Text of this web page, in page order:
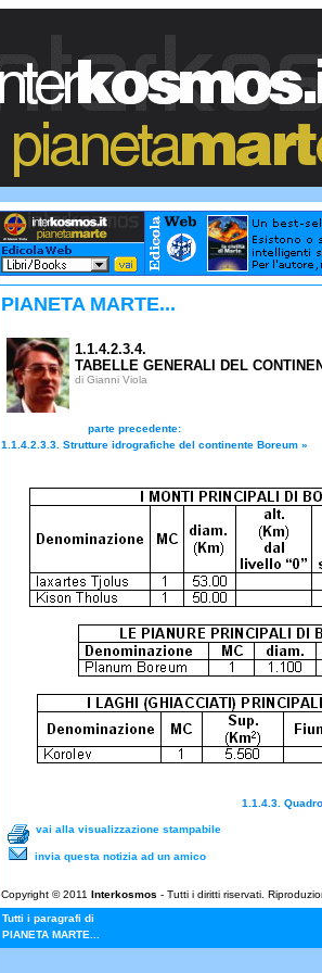
PIANETA MARTE...
1.1.4.2.3.4.
TABELLE GENERALI DEL
di Gianni Viola
parte precedente:
1.1.4.2.3.3. Strutture idrografiche del continente Boreum »
1.1.4.3.
vai alla visualizzazione stampabile
invia questa notizia ad un amico
Copyright © 2011 Interkosmos - Tutti i diritti riservati.
Tutti i paragrafi di
PIANETA MARTE...